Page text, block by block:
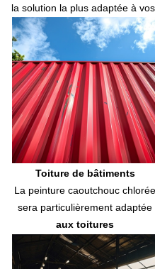
Doigts escamotables
Releveurs d'épis
Système de broyage
Couteau épanouilleur
Couteau de broyeur
Chaine cueilleuse
Pulvérisateur
Buse
Buse à jet plat
Buse à induction d'air
Buse à engrais
Ecrou baïonnette
Porte buse
Accessoires de pulvérisation
Presse à balles
Roue de fenaison
Doigt de fourche
la solution la plus adaptée à
Toiture de bâtiments
La peinture caoutchouc chlorée
sera particulièrement adaptée
aux toitures